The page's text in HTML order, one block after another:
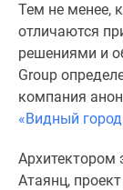
ипотеку
Бизнес-
центры
Коттеджи
Скидки
акции
Макс
Тем не менее,
отличаются
решениями и
Group
компания
«Видный
Архитектором
Атаянц,